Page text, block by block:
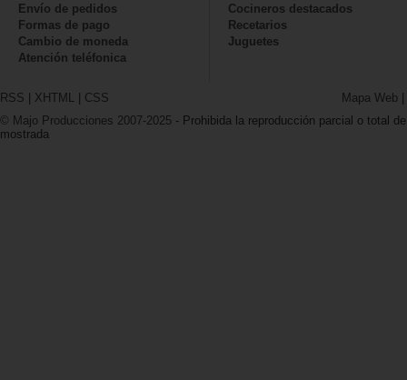
Envío de pedidos
Formas de pago
Cambio de moneda
Atención teléfonica
Cocineros destacados
Recetarios
Juguetes
RSS | XHTML | CSS Mapa Web |
© Majo Producciones 2007-2025 - Prohibida la reproducción parcial o total
mostrada